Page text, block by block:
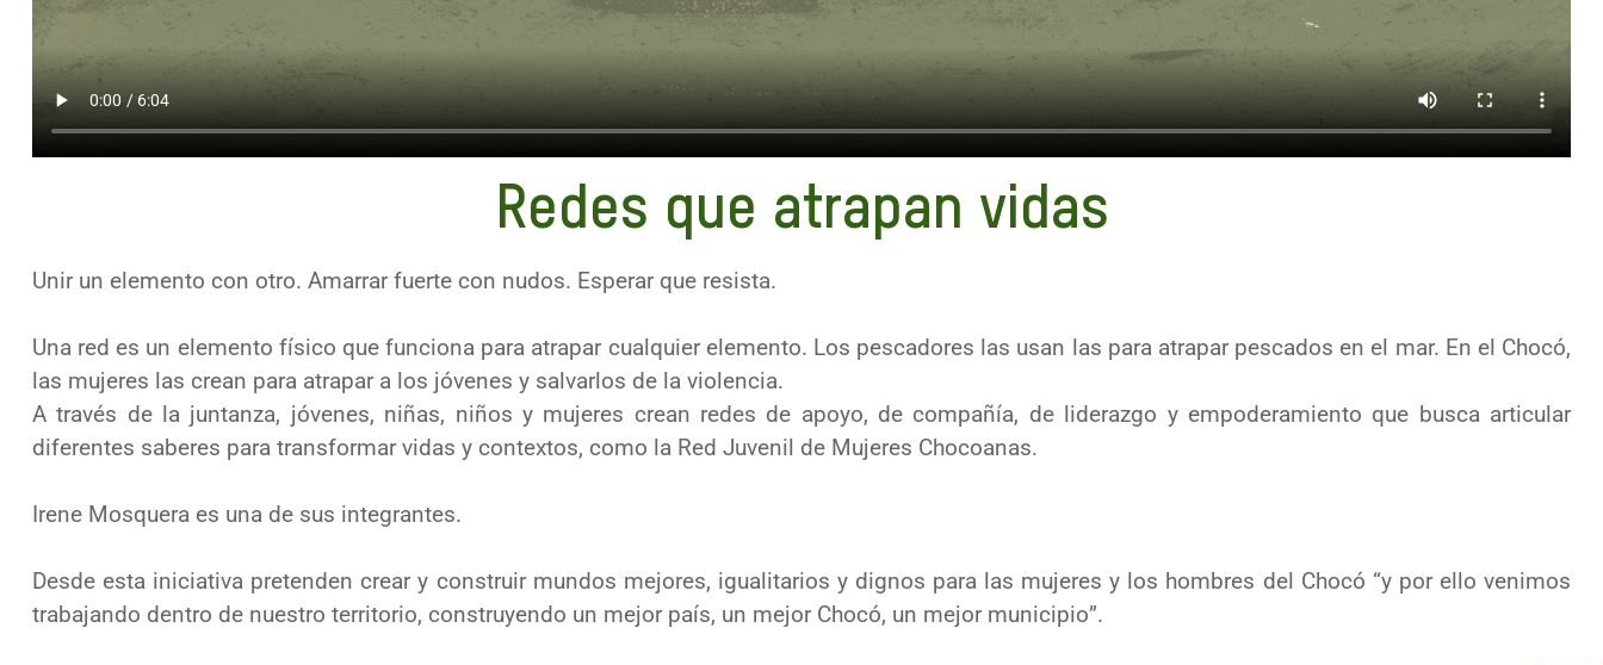
Redes que atrapan vidas
Unir un elemento con otro. Amarrar fuerte con nudos. Esperar que resista.
Una red es un elemento físico que funciona para atrapar cualquier elemento. Los pescadores las usan las para atrapar pescados en el mar. En el Chocó,
las mujeres las crean para atrapar a los jóvenes y salvarlos de la violencia.
A través de la juntanza, jóvenes, niñas, niños y mujeres crean redes de apoyo, de compañía, de liderazgo y empoderamiento que busca articular
diferentes saberes para transformar vidas y contextos, como la Red Juvenil de Mujeres Chocoanas.
Irene Mosquera es una de sus integrantes.
Desde esta iniciativa pretenden crear y construir mundos mejores, igualitarios y dignos para las mujeres y los hombres del Chocó “y por ello venimos
trabajando dentro de nuestro territorio, construyendo un mejor país, un mejor Chocó, un mejor municipio”.